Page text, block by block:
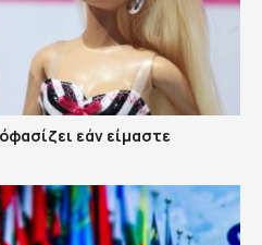
εάν είμαστε